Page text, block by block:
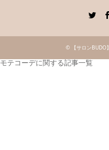
RSS
© 【サロンBUDO】
モテコーデに関する記事一覧